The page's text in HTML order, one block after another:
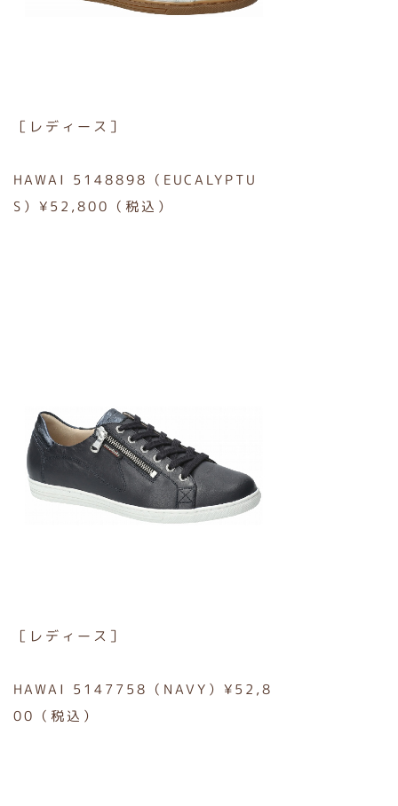
［レディース］
HAWAI 5148898（EUCALYPTU
S）¥52,800（税込）
［レディース］
HAWAI 5147758（NAVY）¥52,8
00（税込）